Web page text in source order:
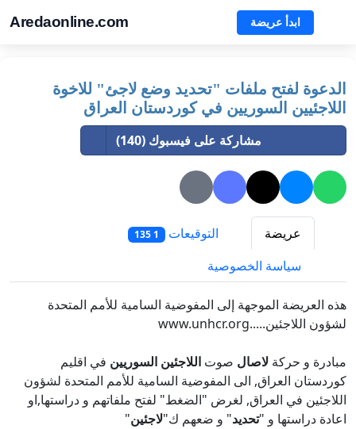
Aredaonline.com ابدأ عريضة
الدعوة لفتح ملفات "تحديد وضع لاجئ" للاخوة
اللاجئيين السوريين في كوردستان العراق
مشاركة على فيسبوك (140)
عريضة التوقيعات 1 135
سياسة الخصوصية
هذه العريضة الموجهة إلى المفوضية السامية للأمم المتحدة
لشؤون اللاجئين.....www.unhcr.org
مبادرة و حركة لاصال صوت اللاجئين السوريين في اقليم
كوردستان العراق, الى المفوضية السامية للأمم المتحدة لشؤون
اللاجئين في العراق, لغرض "الضغط" لفتح ملفاتهم و دراستها,او
اعادة دراستها و "تحديد" و ضعهم ك"لاجئين"